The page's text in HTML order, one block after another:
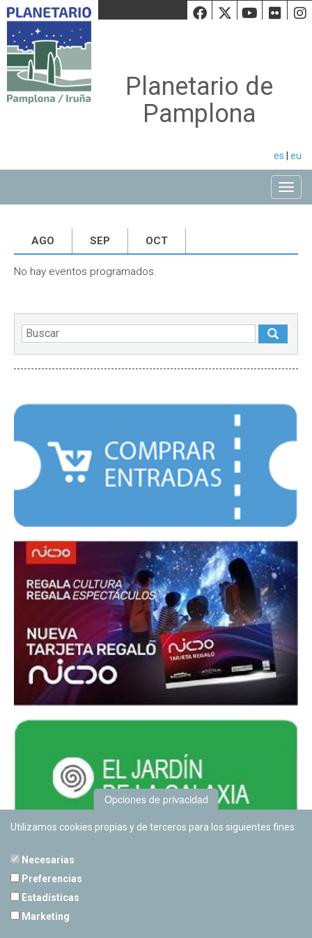
Facebook
Twiiter
Planetario de
Pamplona
es eu
AGO SEP OCT
No hay eventos programados.
Opciones de privacidad
Utilizamos cookies propias y de terceros para los siguientes fines:
Necesarias
Preferencias
Estadísticas
Marketing